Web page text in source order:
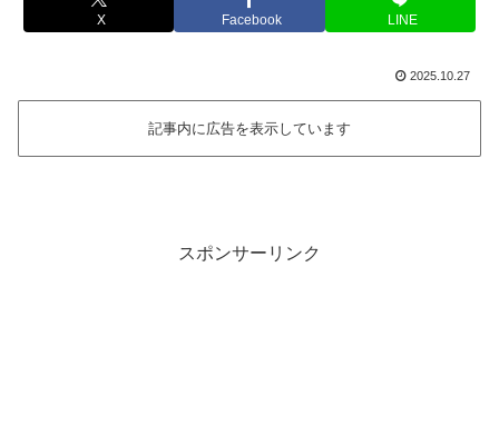
X Facebook LINE
2025.10.27
記事内に広告を表示しています
スポンサーリンク